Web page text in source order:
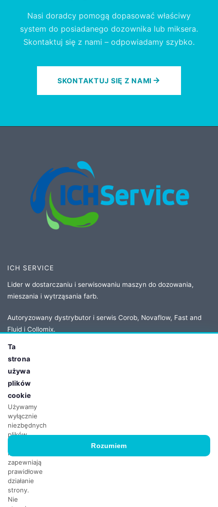
Nasi doradcy pomogą dopasować właściwy
system do posiadanego dozownika lub miksera.
Skontaktuj się z nami – odpowiadamy szybko.
SKONTAKTUJ SIĘ Z NAMI
ICH SERVICE
Lider w dostarczaniu i serwisowaniu maszyn do dozowania,
mieszania i wytrząsania farb.
Autoryzowany dystrybutor i serwis Corob, Novaflow, Fast and
Fluid i Collomix.
KONTAKT
Adres:
62-064 Plewiska, Poland
Tel: +48 61 86 77 208
Email: biuro@ichservice.com
© 2026 ICH Poland Sp. z o.o. sp.k. Wszelkie prawa zastrzeżone.
NIP: 779-22-74-520
Ta
strona
używa
plików
cookie
Używamy
wyłącznie
niezbędnych
plików
które
zapewniają
prawidłowe
działanie
strony.
Nie
Rozumiem